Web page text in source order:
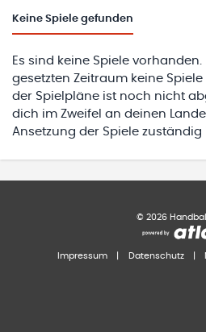
Keine Spiele gefunden
Es sind keine Spiele
gesetzten Zeitraum keine
der Spielpläne ist noch nicht
dich im Zweifel an deinen
Ansetzung der Spiele zuständig
© 2026
Impressum Datenschutz